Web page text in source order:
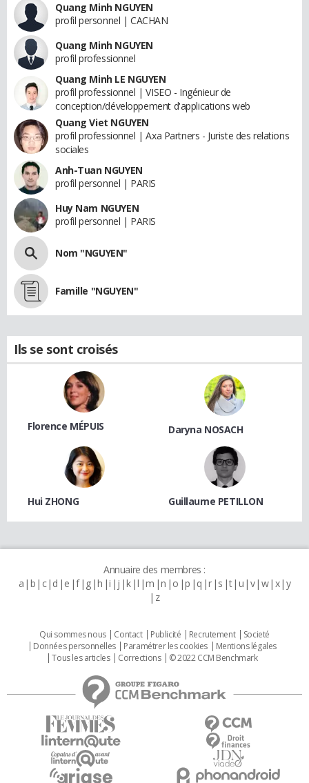
Quang Minh NGUYEN
profil personnel | CACHAN
Quang Minh NGUYEN
profil professionnel
Quang Minh LE NGUYEN
profil professionnel | VISEO - Ingénieur de
conception/développement d'applications web
Quang Viet NGUYEN
profil professionnel | Axa Partners - Juriste des relations
sociales
Anh-Tuan NGUYEN
profil personnel | PARIS
Huy Nam NGUYEN
profil personnel | PARIS
Nom "NGUYEN"
Famille "NGUYEN"
Ils se sont croisés
Florence MÉPUIS Daryna NOSACH
Hui ZHONG Guillaume PETILLON
Annuaire des membres :
a b c d e f g h i j k l m n o p q r s t u v w x y
z
Qui sommes nous Contact Publicité Recrutement
Societé
Données personnelles
Paramétrer les cookies
Mentions légales
Tous les articles
Corrections © 2022 CCM Benchmark